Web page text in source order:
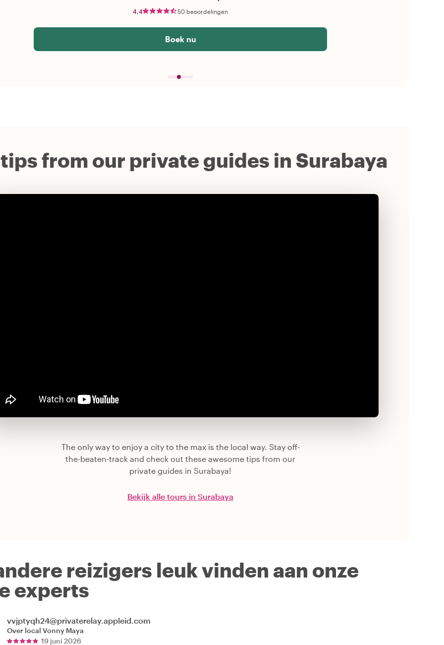
4,4 50 beoordelingen
Boek nu
from our private guides in Surabaya
The only way to enjoy a city to the max is the local way. Stay off-
the-beaten-track and check out these awesome tips from our
private guides in Surabaya!
Bekijk alle tours in Surabaya
reizigers leuk vinden aan onze
experts
vvjptyqh24@privaterelay.appleid.com
Over local Vonny Maya
19 juni 2026